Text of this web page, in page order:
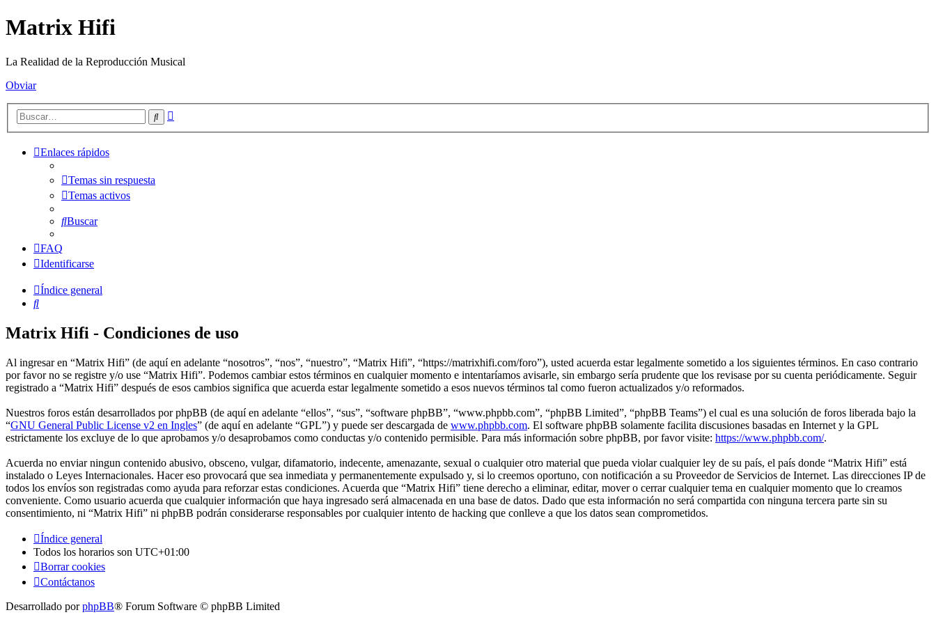
Matrix Hifi
La Realidad de la Reproducción Musical
Obviar
Buscar
Enlaces rápidos
Temas sin respuesta
Temas activos
Buscar
FAQ
Identificarse
Índice general
Buscar
Matrix Hifi - Condiciones de uso
Al ingresar en “Matrix Hifi” (de aquí en adelante “nosotros”, “nos”, “nuestro”, “Matrix Hifi”, “https://matrixhifi.com/foro”), usted acuerda estar legalmente sometido a los siguientes términos. En caso contrario
por favor no se registre y/o use “Matrix Hifi”. Podemos cambiar estos términos en cualquier momento e intentaríamos avisarle, sin embargo sería prudente que los revisase por su cuenta periódicamente. Seguir
registrado a “Matrix Hifi” después de esos cambios significa que acuerda estar legalmente sometido a esos nuevos términos tal como fueron actualizados y/o reformados.
Nuestros foros están desarrollados por phpBB (de aquí en adelante “ellos”, “sus”, “software phpBB”, “www.phpbb.com”, “phpBB Limited”, “phpBB Teams”) el cual es una solución de foros liberada bajo la
“GNU General Public License v2 en Ingles” (de aquí en adelante “GPL”) y puede ser descargada de www.phpbb.com. El software phpBB solamente facilita discusiones basadas en Internet y la GPL
estrictamente los excluye de lo que aprobamos y/o desaprobamos como conductas y/o contenido permisible. Para más información sobre phpBB, por favor visite: https://www.phpbb.com/.
Acuerda no enviar ningun contenido abusivo, obsceno, vulgar, difamatorio, indecente, amenazante, sexual o cualquier otro material que pueda violar cualquier ley de su país, el país donde “Matrix Hifi” está
instalado o Leyes Internacionales. Hacer eso provocará que sea inmediata y permanentemente expulsado y, si lo creemos oportuno, con notificación a su Proveedor de Servicios de Internet. Las direcciones IP de
todos los envíos son registradas como ayuda para reforzar estas condiciones. Acuerda que “Matrix Hifi” tiene derecho a eliminar, editar, mover o cerrar cualquier tema en cualquier momento que lo creamos
conveniente. Como usuario acuerda que cualquier información que haya ingresado será almacenada en una base de datos. Dado que esta información no será compartida con ninguna tercera parte sin su
consentimiento, ni “Matrix Hifi” ni phpBB podrán considerarse responsables por cualquier intento de hacking que conlleve a que los datos sean comprometidos.
Índice general
Todos los horarios son UTC+01:00
Borrar cookies
Contáctanos
Desarrollado porphpBB® Forum Software © phpBB Limited